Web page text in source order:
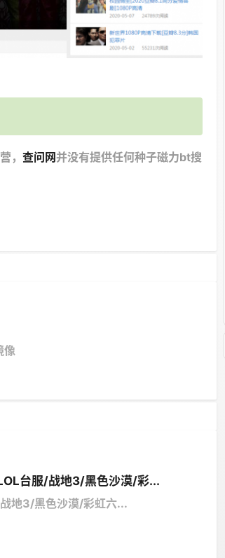
， 查问网并没有提供任何种子磁力bt搜
像
台服/战地3/黑色沙漠/彩...
地3/黑色沙漠/彩虹六...